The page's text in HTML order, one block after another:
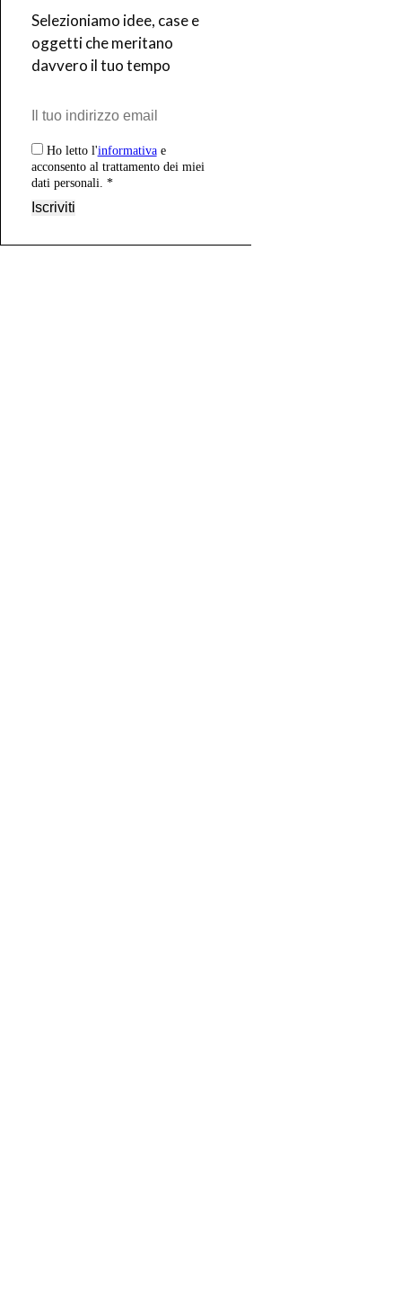
Selezioniamo idee, case e
oggetti che meritano
davvero il tuo tempo
Ho letto l'informativae
acconsento al trattamento dei miei
dati personali. *